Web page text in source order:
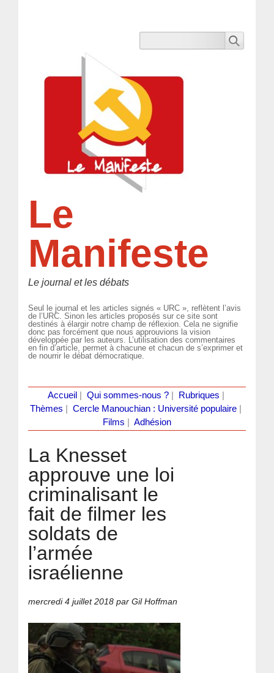
Le
Manifeste
Le journal et les débats
Seul le journal et les articles signés « URC », reflètent l’avis
de l’URC. Sinon les articles proposés sur ce site sont
destinés à élargir notre champ de réflexion. Cela ne signifie
donc pas forcément que nous approuvions la vision
développée par les auteurs. L’utilisation des commentaires
en fin d’article, permet à chacune et chacun de s’exprimer et
de nourrir le débat démocratique.
Accueil Qui sommes-nous ?| Rubriques
Thèmes
Cercle Manouchian : Université populaire
Films
Adhésion
La Knesset
approuve une loi
criminalisant le
fait de filmer les
soldats de
l’armée
israélienne
mercredi 4 juillet 2018 par Gil Hoffman